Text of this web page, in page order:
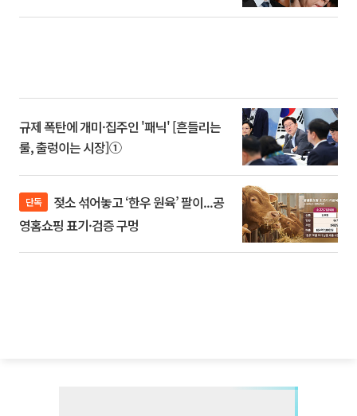
규제 폭탄에 개미·집주인 '패닉' [흔들리는
룰, 출렁이는 시장]①
단독
영홈쇼핑 표기·검증 구멍